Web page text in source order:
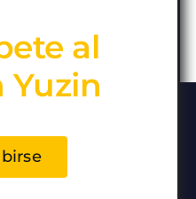
al
Yuzin